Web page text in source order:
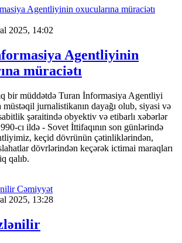
2025, 14:02
Agentliyinin
müraciətı
bir müddətdə Turan İnformasiya Agentliyi
müstəqil jurnalistikanın dayağı olub, siyasi və
şəraitində obyektiv və etibarlı xəbərlər
cı ildə - Sovet İttifaqının son günlərində
keçid dövrünün çətinliklərindən,
dövrlərindən keçərək ictimai maraqları
qalıb.
Cəmiyyət
2025, 13:28